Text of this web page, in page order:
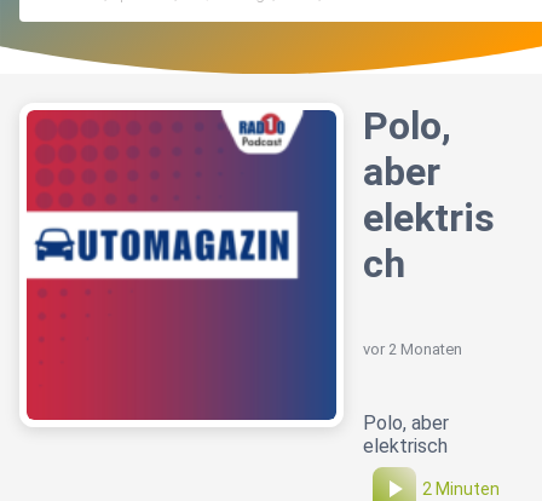
Polo,
aber
elektris
ch
vor 2 Monaten
Polo, aber
elektrisch
2 Minuten